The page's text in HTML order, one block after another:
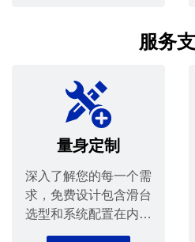
服务
量身定制
深入了解您的每一个需
求，免费设计包含滑台
选型和系统配置在内的
全套解决方案，提升您